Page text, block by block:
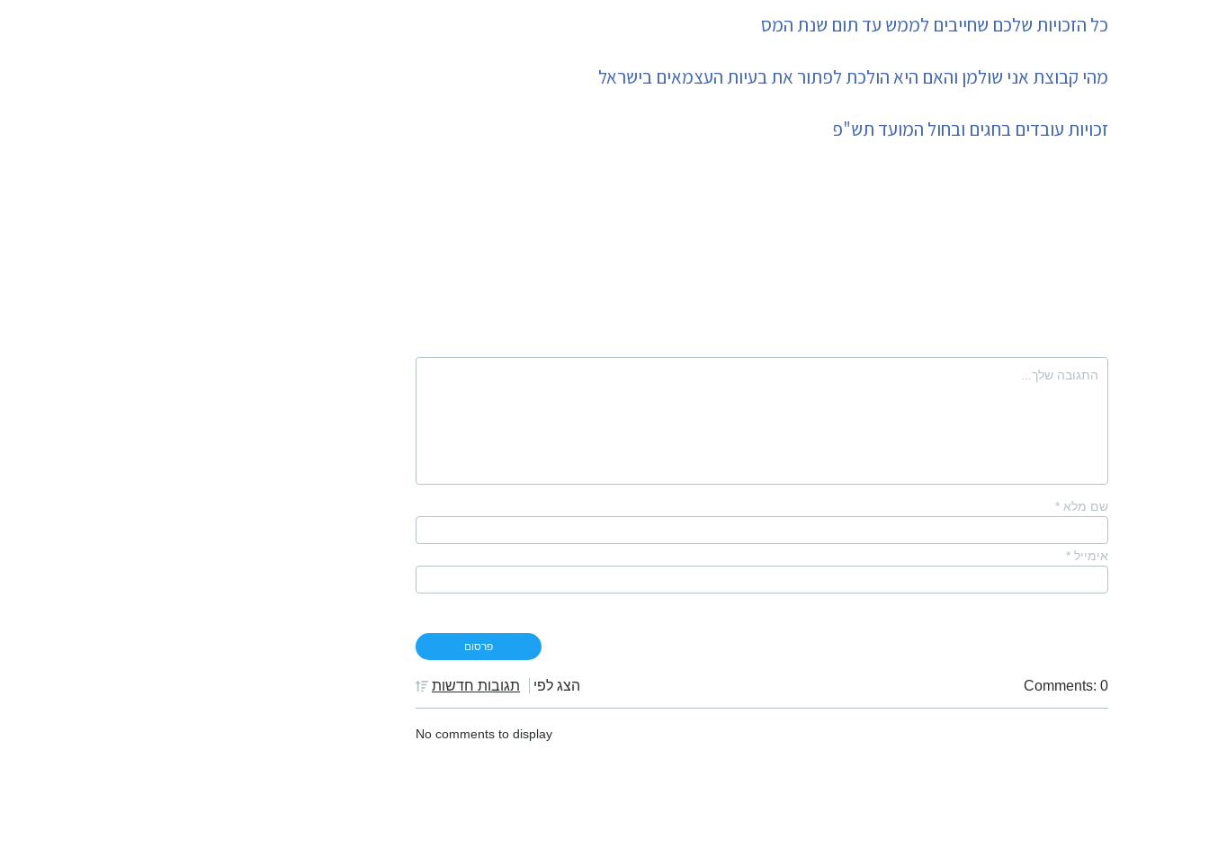
כל הזכויות שלכם שחייבים לממש עד תום שנת המס
מהי קבוצת אני שולמן והאם היא הולכת לפתור את בעיות העצמאים בישראל
זכויות עובדים בחגים ובחול המועד תש"פ
שם מלא *
אימייל *
Comments: 0 הצג לפי תגובות חדשות
No comments to display